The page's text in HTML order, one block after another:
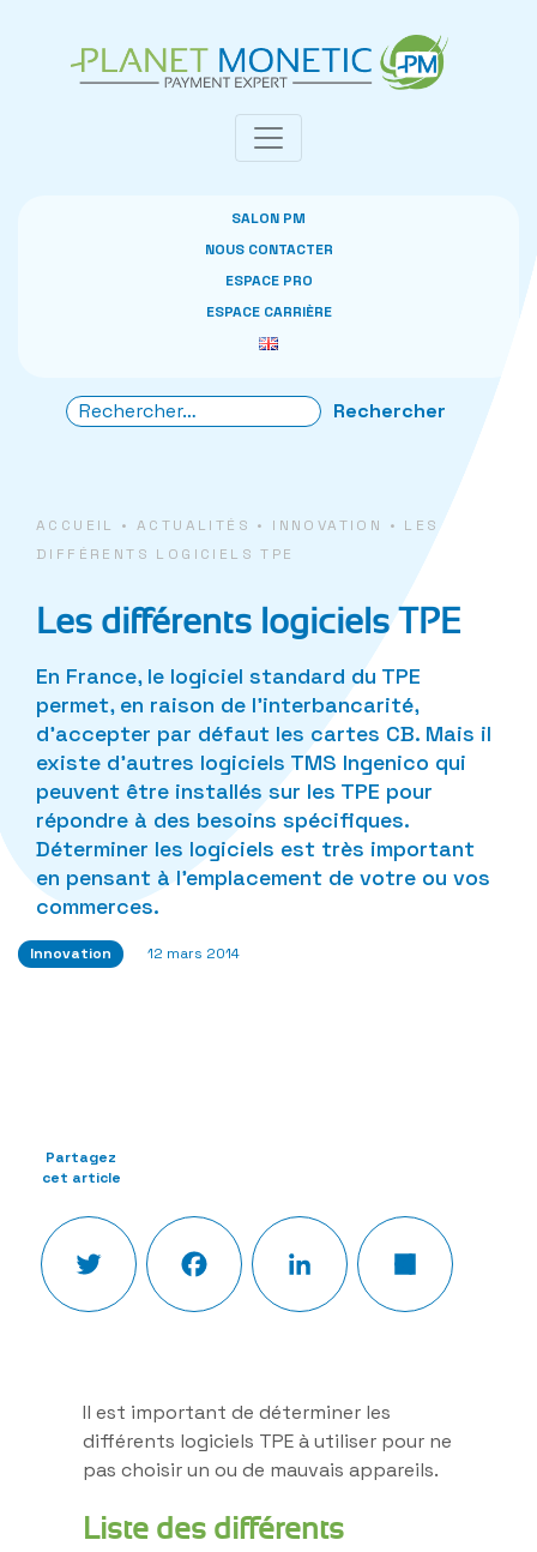
SALON PM
NOUS CONTACTER
ESPACE PRO
ESPACE CARRIÈRE
ACCUEIL •ACTUALITÉS • INNOVATION • LES
DIFFÉRENTS LOGICIELS TPE
Les différents logiciels TPE
En France, le logiciel standard du TPE
permet, en raison de l’interbancarité,
d’accepter par défaut les cartes CB. Mais il
existe d’autres logiciels TMS Ingenico qui
peuvent être installés sur les TPE pour
répondre à des besoins spécifiques.
Déterminer les logiciels est très important
en pensant à l’emplacement de votre ou vos
commerces.
Innovation 12 mars 2014
Partagez
cet article
Twitter Facebook LinkedIn
Il est important de déterminer les
différents logiciels TPE à utiliser pour ne
pas choisir un ou de mauvais appareils.
Liste des différents